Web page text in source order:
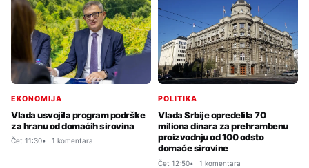
EKONOMIJA
Vlada usvojila program podrške
za hranu od domaćih sirovina
Čet 11:30 1 komentara
POLITIKA
Vlada Srbije opredelila 70
miliona dinara za prehrambenu
proizvodnju od 100 odsto
domaće sirovine
Čet 12:50 1 komentara